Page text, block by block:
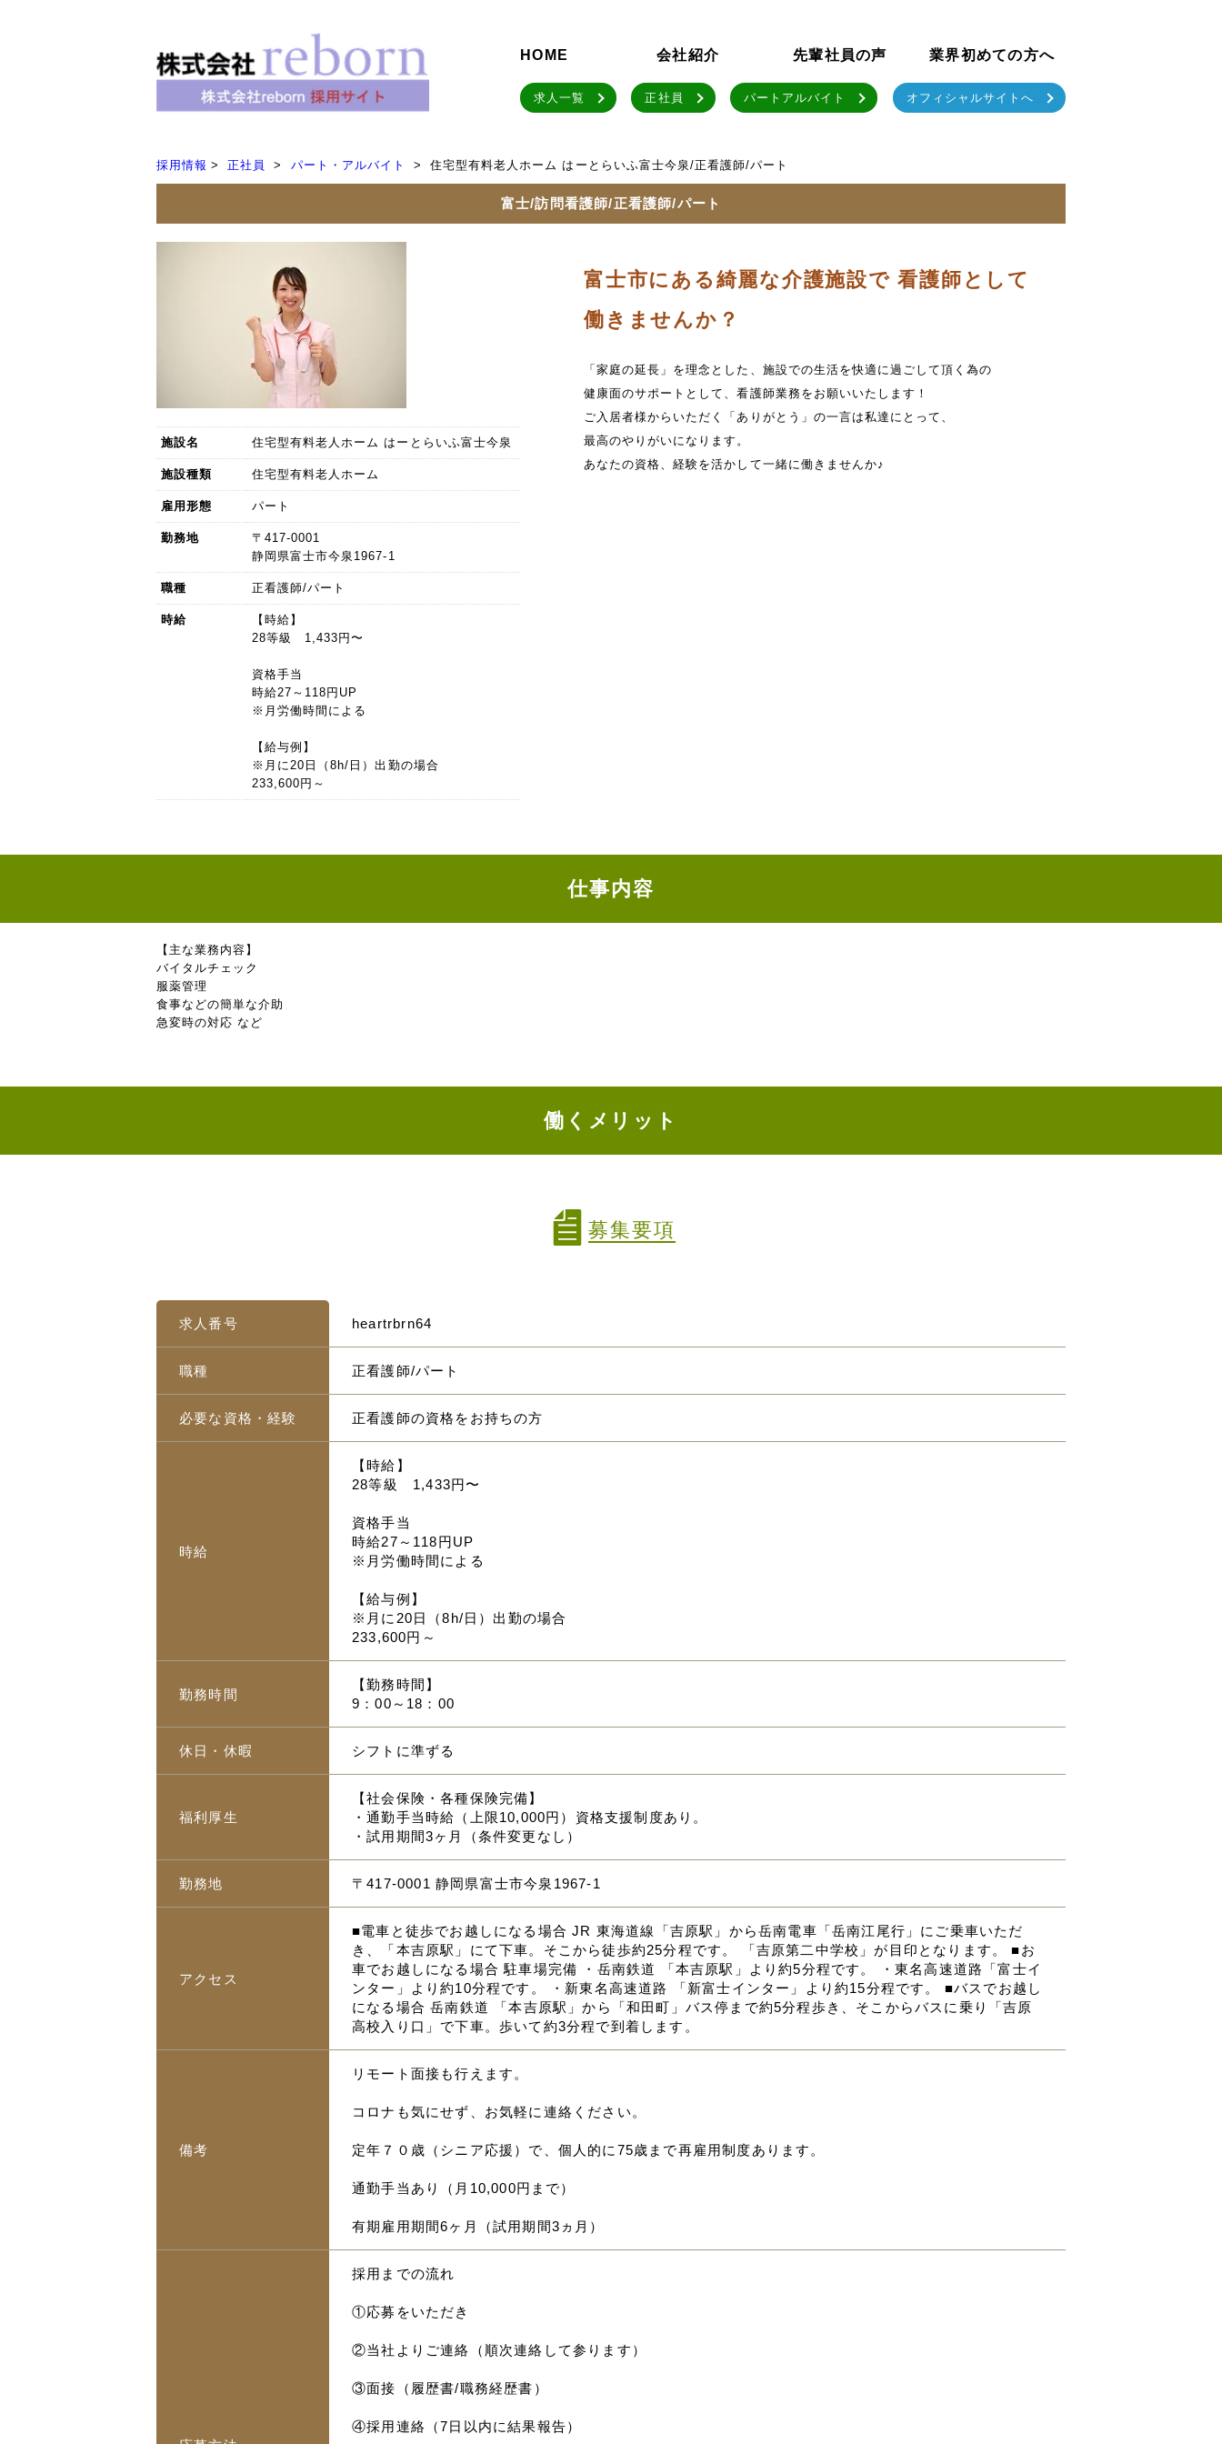
HOME 会社紹介 先輩社員の声 業界初めての方へ
求人一覧 正社員 パートアルバイト オフィシャルサイトへ
採用情報 正社員 パート・アルバイト 住宅型有料老人ホーム はーとらいふ富士今泉/正看護師/パート
富士/訪問看護師/正看護師/パート
施設名 住宅型有料老人ホーム はーとらいふ富士今泉
施設種類 住宅型有料老人ホーム
雇用形態 パート
勤務地
〒417-0001
静岡県富士市今泉1967-1
職種 正看護師/パート
時給
【時給】
28等級 1,433円〜
資格手当
時給27～118円UP
※月労働時間による
【給与例】
※月に20日（8h/日）出勤の場合
233,600円～
富士市にある綺麗な介護施設で 看護師として
働きませんか？
「家庭の延長」を理念とした、施設での生活を快適に過ごして頂く為の
健康面のサポートとして、看護師業務をお願いいたします！
ご入居者様からいただく「ありがとう」の一言は私達にとって、
最高のやりがいになります。
あなたの資格、経験を活かして一緒に働きませんか♪
仕事内容
【主な業務内容】
バイタルチェック
服薬管理
食事などの簡単な介助
急変時の対応 など
働くメリット
募集要項
求人番号 heartrbrn64
職種 正看護師/パート
必要な資格・経験 正看護師の資格をお持ちの方
時給
【時給】
28等級 1,433円〜
資格手当
時給27～118円UP
※月労働時間による
【給与例】
※月に20日（8h/日）出勤の場合
233,600円～
勤務時間
【勤務時間】
9：00～18：00
休日・休暇 シフトに準ずる
福利厚生
【社会保険・各種保険完備】
・通勤手当時給（上限10,000円）資格支援制度あり。
・試用期間3ヶ月（条件変更なし）
勤務地 〒417-0001 静岡県富士市今泉1967-1
アクセス
■電車と徒歩でお越しになる場合 JR 東海道線「吉原駅」から岳南電車「岳南江尾行」にご乗車いただ
き、「本吉原駅」にて下車。そこから徒歩約25分程です。 「吉原第二中学校」が目印となります。 ■お
車でお越しになる場合 駐車場完備 ・岳南鉄道 「本吉原駅」より約5分程です。 ・東名高速道路「富士イ
ンター」より約10分程です。 ・新東名高速道路 「新富士インター」より約15分程です。 ■バスでお越し
になる場合 岳南鉄道 「本吉原駅」から「和田町」バス停まで約5分程歩き、そこからバスに乗り「吉原
高校入り口」で下車。歩いて約3分程で到着します。
備考
リモート面接も行えます。
コロナも気にせず、お気軽に連絡ください。
定年７０歳（シニア応援）で、個人的に75歳まで再雇用制度あります。
通勤手当あり（月10,000円まで）
有期雇用期間6ヶ月（試用期間3ヵ月）
採用までの流れ
①応募をいただき
②当社よりご連絡（順次連絡して参ります）
③面接（履歴書/職務経歴書）
④採用連絡（7日以内に結果報告）